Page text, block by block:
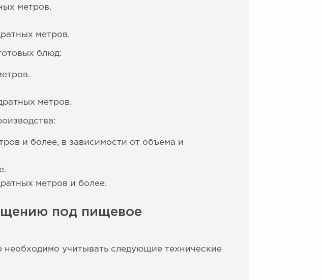
метров.
метров.
блюд:
метров.
и более, в зависимости от объема и
метров и более.
под пищевое
учитывать следующие технические